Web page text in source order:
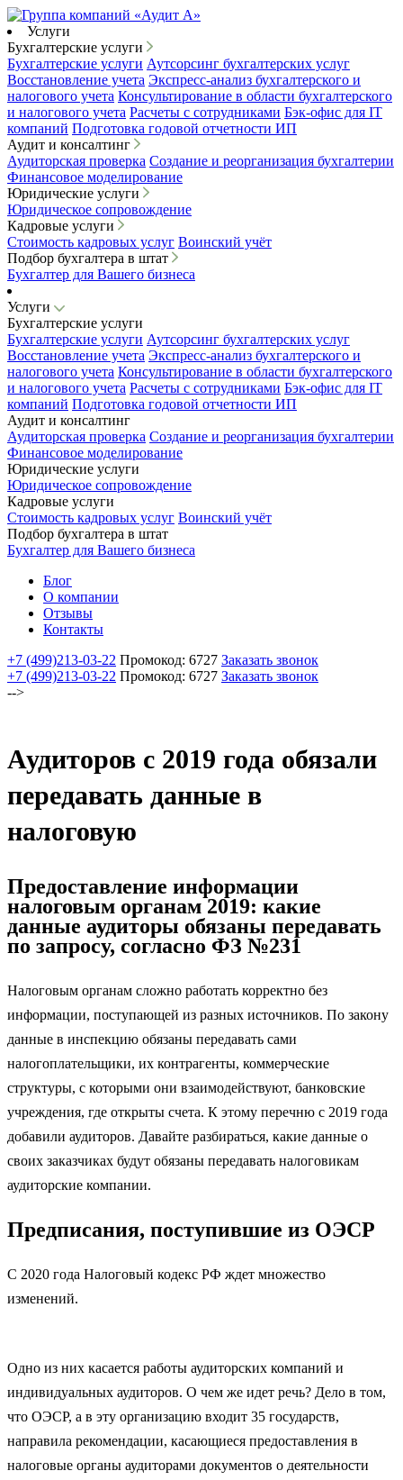
Услуги
Бухгалтерские услуги
Бухгалтерские услуги Аутсорсинг бухгалтерских услуг
Восстановление учета Экспресс-анализ бухгалтерского и
налогового учета Консультирование в области бухгалтерского
и налогового учета Расчеты с сотрудниками Бэк-офис для IT
компаний Подготовка годовой отчетности ИП
Аудит и консалтинг
Аудиторская проверка Создание и реорганизация бухгалтерии
Финансовое моделирование
Юридические услуги
Юридическое сопровождение
Кадровые услуги
Стоимость кадровых услуг Воинский учёт
Подбор бухгалтера в штат
Бухгалтер для Вашего бизнеса
Услуги
Бухгалтерские услуги
Бухгалтерские услуги Аутсорсинг бухгалтерских услуг
Восстановление учета Экспресс-анализ бухгалтерского и
налогового учета Консультирование в области бухгалтерского
и налогового учета Расчеты с сотрудниками Бэк-офис для IT
компаний Подготовка годовой отчетности ИП
Аудит и консалтинг
Аудиторская проверка Создание и реорганизация бухгалтерии
Финансовое моделирование
Юридические услуги
Юридическое сопровождение
Кадровые услуги
Стоимость кадровых услуг Воинский учёт
Подбор бухгалтера в штат
Бухгалтер для Вашего бизнеса
Блог
О компании
Отзывы
Контакты
+7 (499)213-03-22 Промокод: 6727 Заказать звонок
+7 (499)213-03-22 Промокод: 6727 Заказать звонок
-->
Аудиторов с 2019 года обязали
передавать данные в
налоговую
Предоставление информации
налоговым органам 2019: какие
данные аудиторы обязаны передавать
по запросу, согласно ФЗ №231
Налоговым органам сложно работать корректно без
информации, поступающей из разных источников. По закону
данные в инспекцию обязаны передавать сами
налогоплательщики, их контрагенты, коммерческие
структуры, с которыми они взаимодействуют, банковские
учреждения, где открыты счета. К этому перечню с 2019 года
добавили аудиторов. Давайте разбираться, какие данные о
своих заказчиках будут обязаны передавать налоговикам
аудиторские компании.
Предписания, поступившие из ОЭСР
С 2020 года Налоговый кодекс РФ ждет множество
изменений.
Одно из них касается работы аудиторских компаний и
индивидуальных аудиторов. О чем же идет речь? Дело в том,
что ОЭСР, а в эту организацию входит 35 государств,
направила рекомендации, касающиеся предоставления в
налоговые органы аудиторами документов о деятельности